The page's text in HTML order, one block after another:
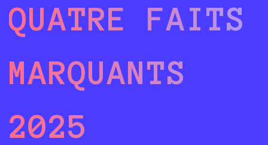
QUATRE FAITS
MARQUANTS
2025